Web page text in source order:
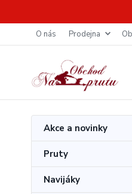
O nás Prodejna
Akce a novinky
Pruty
Navijáky